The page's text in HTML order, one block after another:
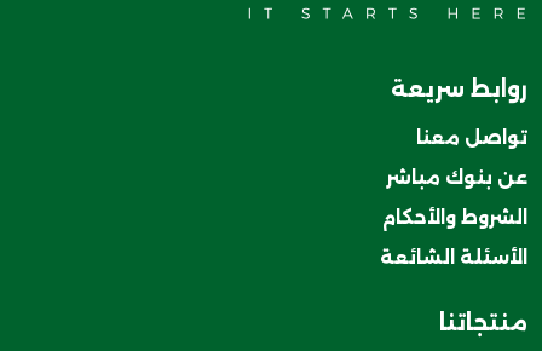
روابط سريعة
تواصل معنا
عن بنوك مباشر
الشروط والأحكام
الأسئلة الشائعة
منتجاتنا